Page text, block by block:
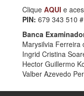
Clique AQUI e
PIN: 679 343 510 #
Banca
Marysilvia Ferreira
Ingrid Cristina
Hector Guillermo
Valber Azevedo